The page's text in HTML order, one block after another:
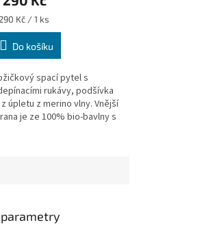
Kč / 1 ks
Do košíku
spací pytel s
rukávy, podšívka
úpletu z merino vlny. Vnější
je ze 100% bio-bavlny s